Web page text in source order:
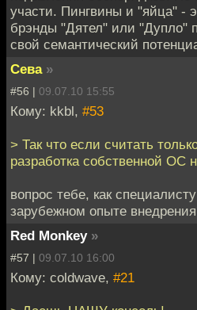
участи. Пингвины и "яйца" -
брэнды "Дятел" или "Дупло"
свой семантический
Сева »
#56 | 09.07.10 15:55
Кому: kkbl, #53
> Так что если считать
разработка собственной ОС
вопрос тебе, как
зарубежном опыте
Red Monkey »
#57 | 09.07.10 16:00
Кому: coldwave, #21